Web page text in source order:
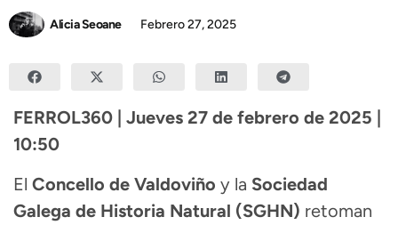
Alicia Seoane Febrero 27, 2025
FERROL360 | Jueves 27 de febrero de 2025 |
10:50
El Concello de Valdoviño y la Sociedad
Galega de Historia Natural (SGHN) retoman